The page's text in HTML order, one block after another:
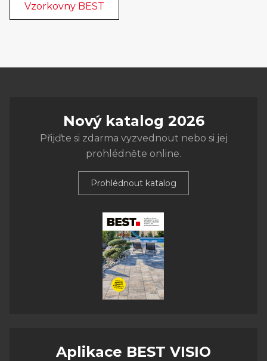
Vzorkovny BEST
Nový katalog 2026
Přijďte si zdarma vyzvednout nebo si jej
prohlédněte online.
Prohlédnout katalog
Aplikace BEST VISIO